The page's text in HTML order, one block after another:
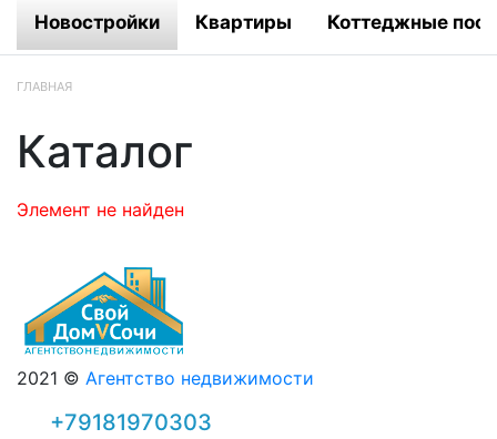
Новостройки Квартиры Коттеджные
ГЛАВНАЯ
Каталог
Элемент не найден
2021 © Агентство недвижимости
+79181970303